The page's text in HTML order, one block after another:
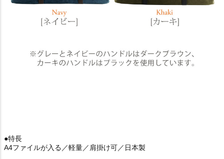
●特長
A4ファイルが入る／軽量／肩掛け可／日本製